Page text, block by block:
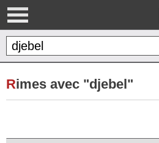
Rimes avec "djebel"